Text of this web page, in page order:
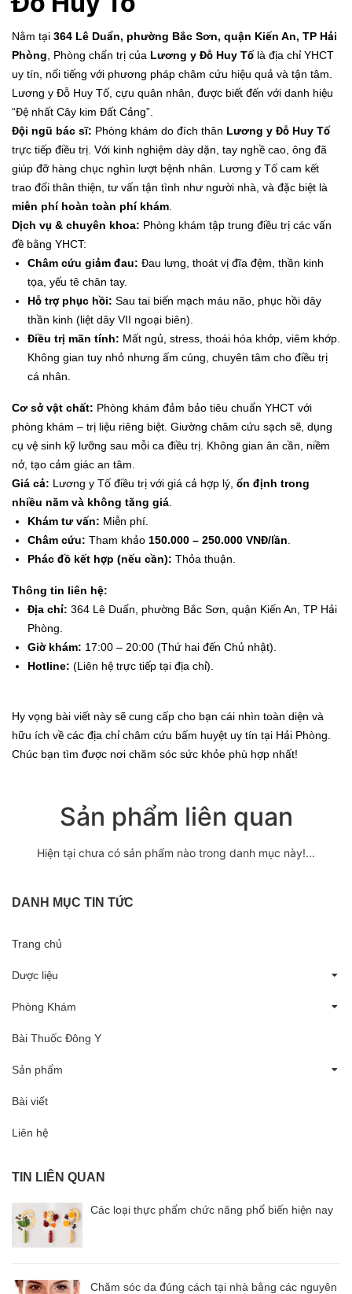
Nằm tại 364 Lê Duẩn, phường Bắc Sơn, quận Kiến An, TP Hải
Phòng , Phòng chẩn trị của Lương y Đỗ Huy Tố là địa chỉ YHCT
uy tín, nổi tiếng với phương pháp châm cứu hiệu quả và tận tâm.
Lương y Đỗ Huy Tố, cựu quân nhân, được biết đến với danh hiệu
“Đệ nhất Cây kim Đất Cảng”.
Đội ngũ bác sĩ: Phòng khám do đích thân Lương y Đỗ Huy Tố
trực tiếp điều trị. Với kinh nghiệm dày dặn, tay nghề cao, ông đã
giúp đỡ hàng chục nghìn lượt bệnh nhân. Lương y Tố cam kết
trao đổi thân thiện, tư vấn tận tình như người nhà, và đặc biệt là
miễn phí hoàn toàn phí khám
Dịch vụ & chuyên khoa: Phòng khám tập trung điều trị các vấn
đề bằng YHCT:
Châm cứu giảm đau: Đau lưng, thoát vị đĩa đệm, thần kinh
tọa, yếu tê chân tay.
Hỗ trợ phục hồi: Sau tai biến mạch máu não, phục hồi dây
thần kinh (liệt dây VII ngoại biên).
Điều trị mãn tính: Mất ngủ, stress, thoái hóa khớp, viêm khớp.
Không gian tuy nhỏ nhưng ấm cúng, chuyên tâm cho điều trị
cá nhân.
Cơ sở vật chất: Phòng khám đảm bảo tiêu chuẩn YHCT với
phòng khám – trị liệu riêng biệt. Giường châm cứu sạch sẽ, dụng
cụ vệ sinh kỹ lưỡng sau mỗi ca điều trị. Không gian ân cần, niềm
nở, tạo cảm giác an tâm.
Giá cả: Lương y Tố điều trị với giá cả hợp lý, ổn định trong
nhiều năm và không tăng giá
Khám tư vấn: Miễn phí.
Châm cứu: Tham khảo 150.000 – 250.000 VNĐ/lần
Phác đồ kết hợp (nếu cần): Thỏa thuận.
Thông tin liên hệ:
Địa chỉ: 364 Lê Duẩn, phường Bắc Sơn, quận Kiến An, TP Hải
Phòng.
Giờ khám: 17:00 – 20:00 (Thứ hai đến Chủ nhật).
Hotline: (Liên hệ trực tiếp tại địa chỉ).
Hy vọng bài viết này sẽ cung cấp cho bạn cái nhìn toàn diện và
hữu ích về các địa chỉ châm cứu bấm huyệt uy tín tại Hải Phòng.
Chúc bạn tìm được nơi chăm sóc sức khỏe phù hợp nhất!
Sản phẩm liên quan
Hiện tại chưa có sản phẩm nào trong danh mục này!...
DANH MỤC TIN TỨC
Trang chủ
Dược liệu
Phòng Khám
Bài Thuốc Đông Y
Sản phẩm
Bài viết
Liên hệ
TIN LIÊN QUAN
Các loại thực phẩm chức năng phổ biến hiện nay
Chăm sóc da đúng cách tại nhà bằng các nguyên